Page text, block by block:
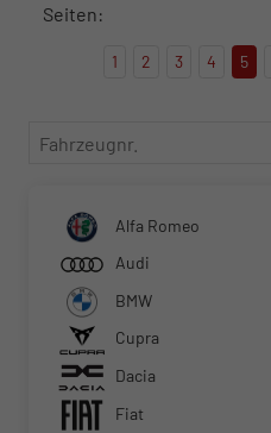
Seiten:
1 2 3 4 5
Fahrzeugnr.
Alfa Romeo
Audi
BMW
Cupra
Dacia
Fiat